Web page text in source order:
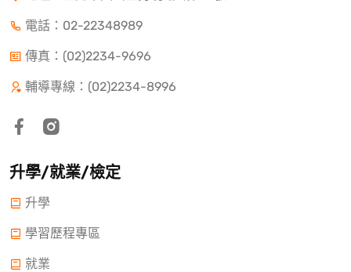
電話： 02-22348989
傳真：(02)2234-9696
輔導專線：(02)2234-8996
升學/就業/檢定
升學
學習歷程專區
就業